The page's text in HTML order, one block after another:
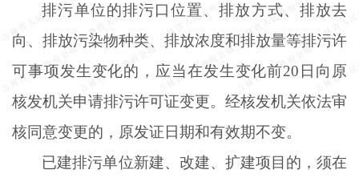
排污单位的排污口位置、排放方式、排放去
向、排放污染物种类、排放浓度和排放量等排污许
可事项发生变化的，应当在发生变化前20日向原
核发机关申请排污许可证变更。经核发机关依法审
核同意变更的，原发证日期和有效期不变。
已建排污单位新建、改建、扩建项目的，须在